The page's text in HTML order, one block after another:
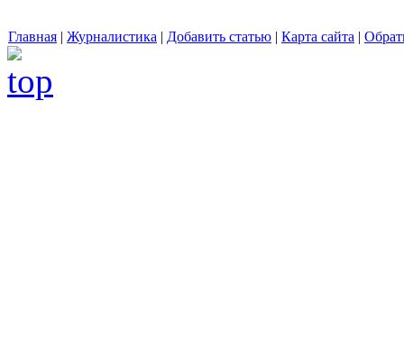
Главная | Журналистика | Добавить статью | Карта сайта |